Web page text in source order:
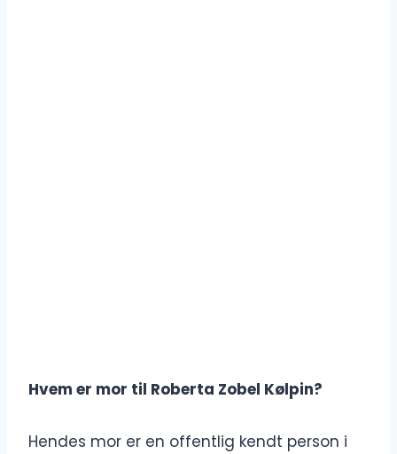
Hvem er mor til Roberta Zobel Kølpin?
Hendes mor er en offentlig kendt person i